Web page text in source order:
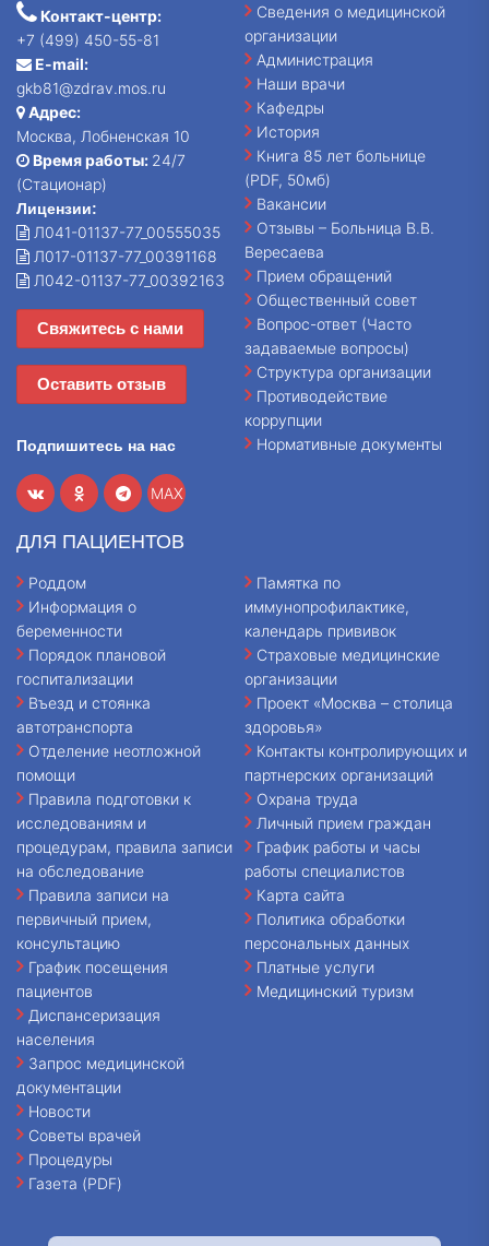
Контакт-центр:
+7 (499) 450-55-81
E-mail:
gkb81@zdrav.mos.ru
Адрес:
Москва, Лобненская 10
Время работы: 24/7
(Стационар)
Лицензии:
Л041-01137-77_00555035
Л017-01137-77_00391168
Л042-01137-77_00392163
Свяжитесь с нами
Оставить отзыв
Подпишитесь на нас
MAX
Сведения о медицинской
организации
Администрация
Наши врачи
Кафедры
История
Книга 85 лет больнице
(PDF, 50мб)
Вакансии
Отзывы – Больница В.В.
Вересаева
Прием обращений
Общественный совет
Вопрос-ответ (Часто
задаваемые вопросы)
Структура организации
Противодействие
коррупции
Нормативные документы
ДЛЯ ПАЦИЕНТОВ
Роддом
Информация о
беременности
Порядок плановой
госпитализации
Въезд и стоянка
автотранспорта
Отделение неотложной
помощи
Правила подготовки к
исследованиям и
процедурам, правила записи
на обследование
Правила записи на
первичный прием,
консультацию
График посещения
пациентов
Диспансеризация
населения
Запрос медицинской
документации
Новости
Советы врачей
Процедуры
Газета (PDF)
Памятка по
иммунопрофилактике,
календарь прививок
Страховые медицинские
организации
Проект «Москва – столица
здоровья»
Контакты контролирующих и
партнерских организаций
Охрана труда
Личный прием граждан
График работы и часы
работы специалистов
Карта сайта
Политика обработки
персональных данных
Платные услуги
Медицинский туризм